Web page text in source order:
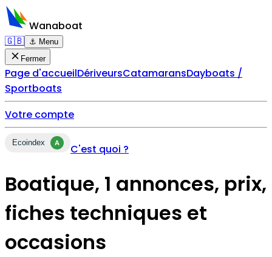
Wanaboat
🇬🇧 ⚓ Menu
Fermer
Page d'accueilDériveursCatamaransDayboats /
Sportboats
Votre compte
Ecoindex A C'est quoi ?
Boatique, 1 annonces, prix,
fiches techniques et
occasions